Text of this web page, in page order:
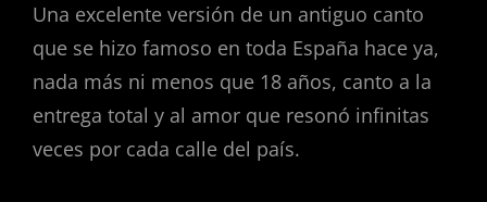
Una excelente versión de un antiguo canto
que se hizo famoso en toda España hace ya,
nada más ni menos que 18 años, canto a la
entrega total y al amor que resonó infinitas
veces por cada calle del país.